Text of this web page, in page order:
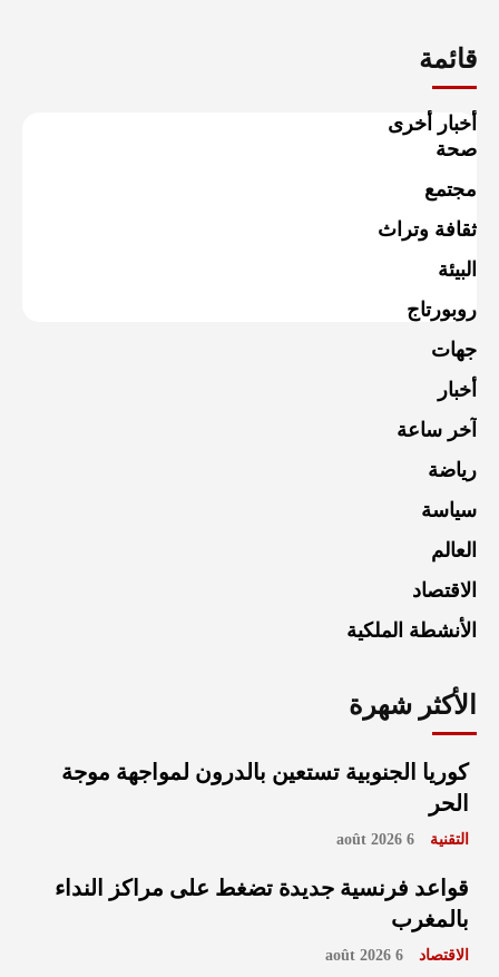
قائمة
أخبار أخرى
صحة
مجتمع
ثقافة وتراث
البيئة
روبورتاج
جهات
أخبار
آخر ساعة
رياضة
سياسة
العالم
الاقتصاد
الأنشطة الملكية
الأكثر شهرة
كوريا الجنوبية تستعين بالدرون لمواجهة موجة
الحر
التقنية 6 août 2026
قواعد فرنسية جديدة تضغط على مراكز النداء
بالمغرب
الاقتصاد 6 août 2026